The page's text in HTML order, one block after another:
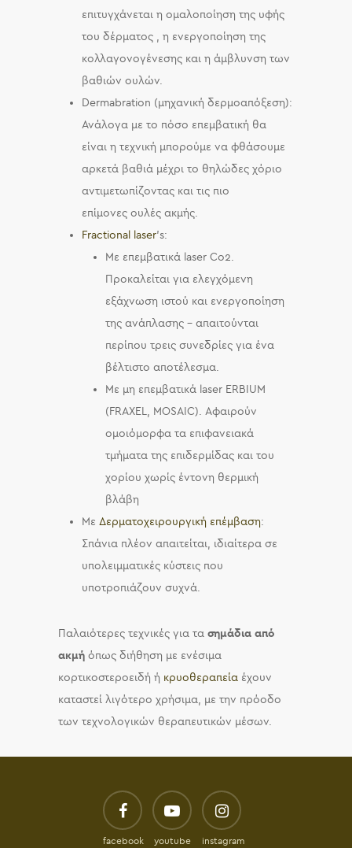
επιτυγχάνεται η ομαλοποίηση της υφής
του δέρματος , η ενεργοποίηση της
κολλαγονογένεσης και η άμβλυνση των
βαθιών ουλών.
Dermabration (μηχανική δερμοαπόξεση):
Ανάλογα με το πόσο επεμβατική θα
είναι η τεχνική μπορούμε να φθάσουμε
αρκετά βαθιά μέχρι το θηλώδες χόριο
αντιμετωπίζοντας και τις πιο
επίμονες ουλές ακμής.
Fractional laser’s:
Με επεμβατικά laser Co2.
Προκαλείται για ελεγχόμενη
εξάχνωση ιστού και ενεργοποίηση
της ανάπλασης – απαιτούνται
περίπου τρεις συνεδρίες για ένα
βέλτιστο αποτέλεσμα.
Με μη επεμβατικά laser ERBIUM
(FRAXEL, MOSAIC). Αφαιρούν
ομοιόμορφα τα επιφανειακά
τμήματα της επιδερμίδας και του
χορίου χωρίς έντονη θερμική
βλάβη
Με Δερματοχειρουργική επέμβαση:
Σπάνια πλέον απαιτείται, ιδιαίτερα σε
υπολειμματικές κύστεις που
υποτροπιάζουν συχνά.
Παλαιότερες τεχνικές για τα σημάδια από
ακμή όπως διήθηση με ενέσιμα
κορτικοστεροειδή ή κρυοθεραπεία έχουν
καταστεί λιγότερο χρήσιμα, με την πρόοδο
των τεχνολογικών θεραπευτικών μέσων.
facebook youtube instagram